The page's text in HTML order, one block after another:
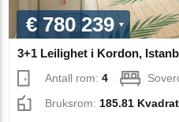
€ 780 239
3+1 Leilighet i Kordon,
Antall rom:4
Bruksrom: 185.81